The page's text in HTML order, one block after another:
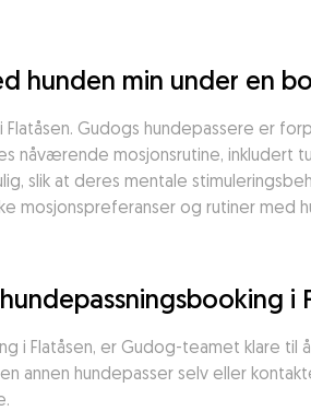
hunden min under en
Gudogs hundepassere er
mosjonsrutine, inkludert
slik at deres mentale
mosjonspreferanser og rutiner med
i
i Flatåsen, er Gudog-teamet klare
annen hundepasser selv eller